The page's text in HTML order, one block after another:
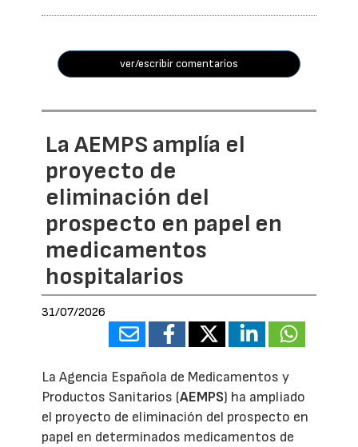
ver/escribir comentarios
La AEMPS amplía el
proyecto de
eliminación del
prospecto en papel en
medicamentos
hospitalarios
31/07/2026
La Agencia Española de Medicamentos y
Productos Sanitarios (AEMPS) ha ampliado
el proyecto de eliminación del prospecto en
papel en determinados medicamentos de